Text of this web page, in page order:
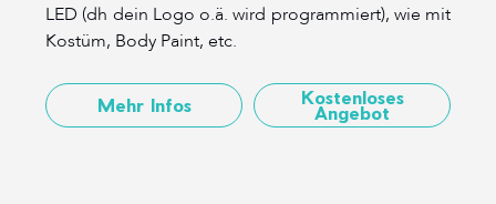
LED (dh dein Logo o.ä. wird programmiert), wie mit
Kostüm, Body Paint, etc.
Mehr Infos Kostenloses
Angebot